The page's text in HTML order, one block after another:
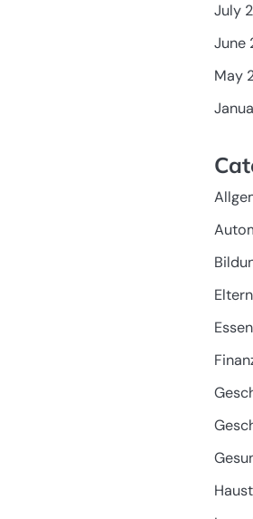
July
June
May